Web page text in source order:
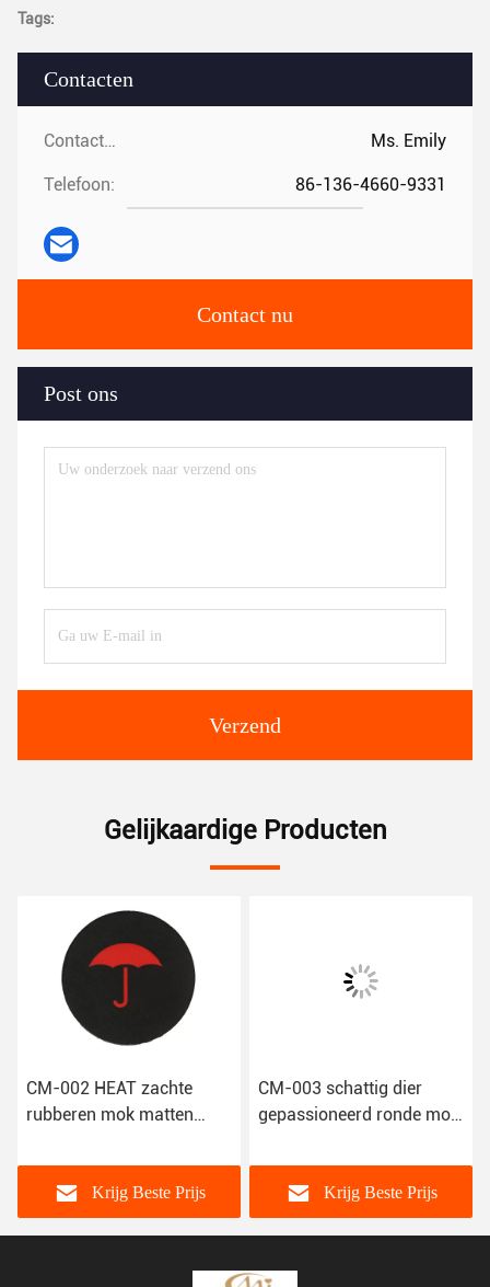
Contacten
Contacten: Ms. Emily
Telefoon: 86-136-4660-9331
Contact nu
Post ons
Verzend
Tags:
Gelijkaardige Producten
CM-002 HEAT zachte
rubberen mok matten
drankcoasters
Krijg Beste Prijs
CM-003 schattig dier
gepassioneerd ronde mok
coasters
Krijg Beste Prijs